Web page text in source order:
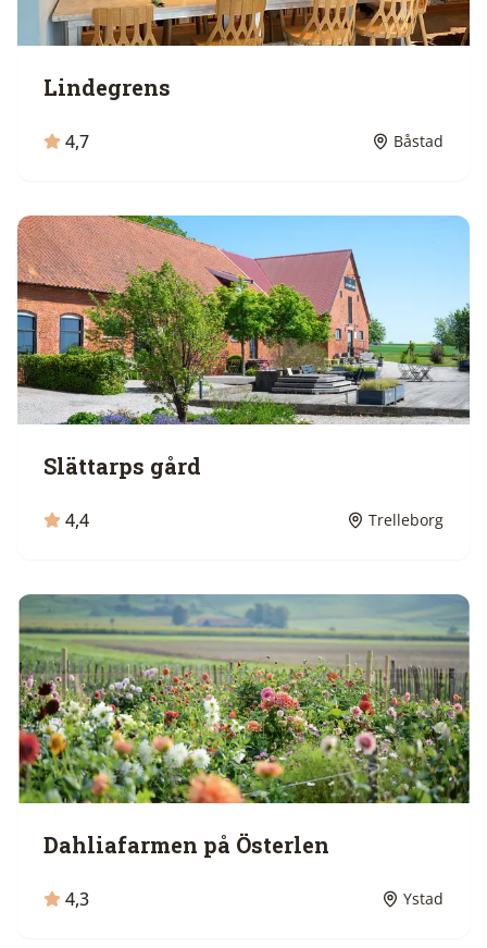
Lindegrens
4,7 Båstad
Slättarps gård
4,4 Trelleborg
Dahliafarmen på Österlen
4,3 Ystad